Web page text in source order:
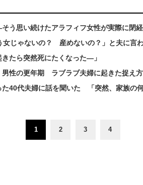
う思い続けたアラフィフ女性が実際に閉
じゃないの？ 産めないの？」と夫に言
たら突然死にたくなった―」
性の更年期 ラブラブ夫婦に起きた捉え方
た40代夫婦に話を聞いた 「突然、家族の
1 2 3 4